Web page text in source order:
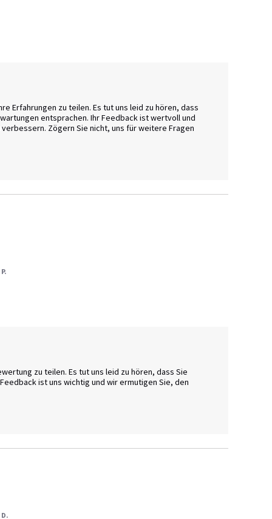
Erfahrungen zu teilen. Es tut uns leid zu hören, dass
entsprachen. Ihr Feedback ist wertvoll und
Zögern Sie nicht, uns für weitere Fragen
zu teilen. Es tut uns leid zu hören, dass Sie
ist uns wichtig und wir ermutigen Sie, den